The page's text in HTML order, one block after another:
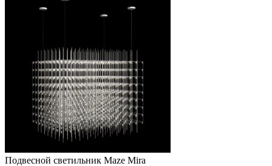
Подвесной светильник Maze Mira